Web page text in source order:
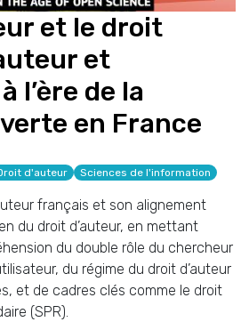
et le droit
et
l’ère de la
en France
d'auteur Sciences de l'information
français et son alignement
du droit d’auteur, en mettant
du double rôle du chercheur
du régime du droit d’auteur
et de cadres clés comme le droit
(SPR).